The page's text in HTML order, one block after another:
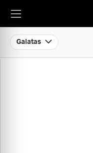
Galatas